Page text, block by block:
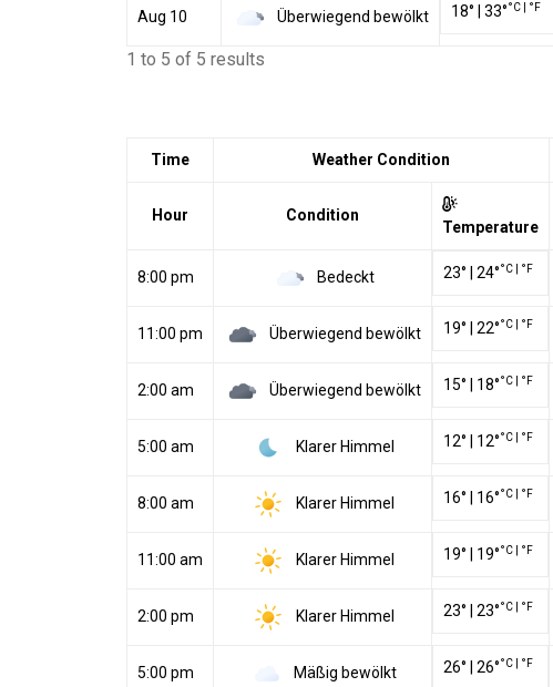
Aug 10 Überwiegend bewölkt 18° 33°°C °F
1 to 5 of 5 results
Time Weather Condition
Hour Condition
Temperature
8:00 pm Bedeckt 23° 24°°C °F
11:00 pm Überwiegend bewölkt 19° 22°°C °F
2:00 am Überwiegend bewölkt 15° 18°°C °F
5:00 am Klarer Himmel 12° 12°°C °F
8:00 am Klarer Himmel 16° 16°°C °F
11:00 am Klarer Himmel 19° 19°°C °F
2:00 pm Klarer Himmel 23° 23°°C °F
5:00 pm Mäßig bewölkt 26° 26°°C °F